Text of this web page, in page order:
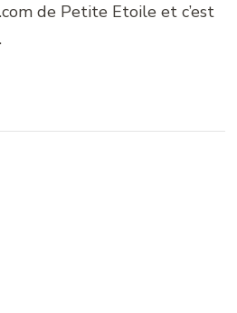
de Petite Etoile et c’est